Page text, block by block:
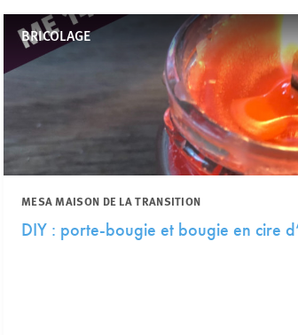
BRICOLAGE
MESA MAISON DE LA TRANSITION
DIY : porte-bougie et bougie en cire